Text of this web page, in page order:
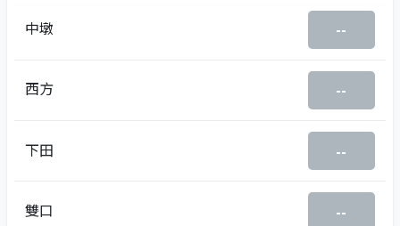
中墩 --
西方 --
下田 --
雙口 --